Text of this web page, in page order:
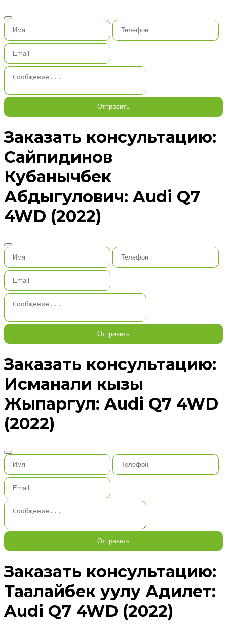
Отправить
Заказать консультацию:
Сайпидинов
Кубанычбек
Абдыгулович: Audi Q7
4WD (2022)
Отправить
Заказать консультацию:
Исманали кызы
Жыпаргул: Audi Q7 4WD
(2022)
Отправить
Заказать консультацию:
Таалайбек уулу Адилет:
Audi Q7 4WD (2022)